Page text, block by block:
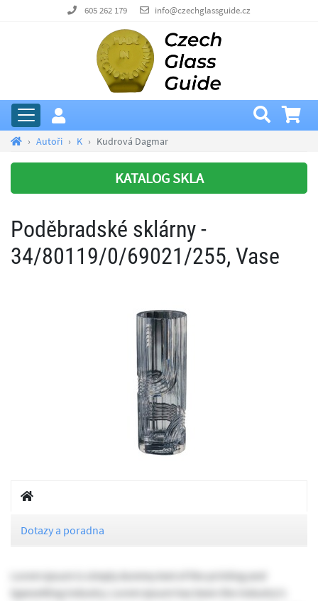
605 262 179 info@czechglassguide.cz
Autoři K Kudrová Dagmar
KATALOG SKLA
Poděbradské sklárny -
34/80119/0/69021/255, Vase
Dotazy a poradna
Lorem Ipsum is simply dummy text of the printing and
typesetting industry. Lorem Ipsum has been the industry's